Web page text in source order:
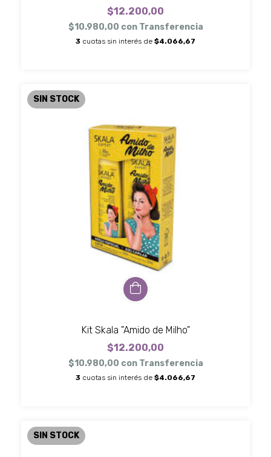
$12.200,00
$10.980,00 con Transferencia
3 cuotas sin interés de $4.066,67
SIN STOCK
Kit Skala "Amido de Milho"
$12.200,00
$10.980,00 con Transferencia
3 cuotas sin interés de $4.066,67
SIN STOCK